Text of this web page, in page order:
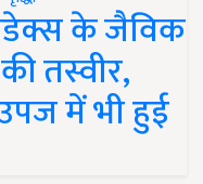
के जैविक
तस्वीर,
में भी हुई